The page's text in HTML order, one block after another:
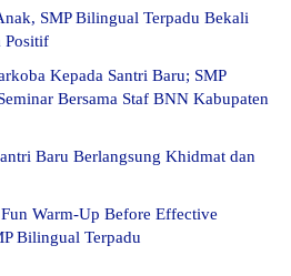
SMP Bilingual Terpadu Bekali
Positif
Kepada Santri Baru; SMP
Bersama Staf BNN Kabupaten
Baru Berlangsung Khidmat dan
Warm-Up Before Effective
Bilingual Terpadu